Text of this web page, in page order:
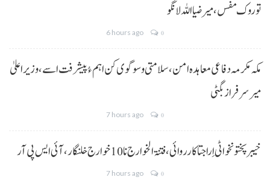
توروک مفس، میر ضیا اللہ لانگو
6 hours ago 0
مکہ مکرمہ دفاعی معاہدہ امن، سلامتی و سوگوی کن اہم ءُ پیشرفت اسے،وزیراعلیٰ
میر سرفراز بگٹی
7 hours ago 0
خیبر پختونخوا ٹی اِرا جتا کارروائی، فتنۃ الخوارج نا 10خوارج خلنگار،آئی ایس پی آر
7 hours ago 0